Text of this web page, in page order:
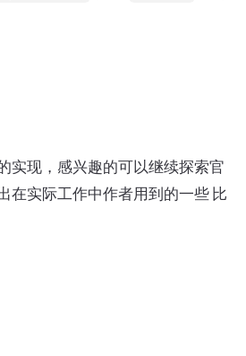
实现，感兴趣的可以继续探索官
在实际工作中作者用到的一些 比